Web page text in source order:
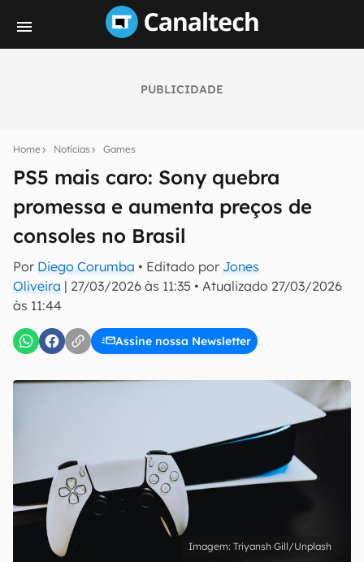
PUBLICIDADE
Home Notícias Games
PS5 mais caro: Sony quebra
promessa e aumenta preços de
consoles no Brasil
Por Diego Corumba • Editado por Jones
Oliveira | 27/03/2026 às 11:35 • Atualizado 27/03/2026
às 11:44
Assine nossa Newsletter
notícias e reviews sobre tecnologia em primeira
mão.
E-mail
inscreva-se
Uso e Política de Privacidade do Canaltech.
Triyansh Gill/Unplash